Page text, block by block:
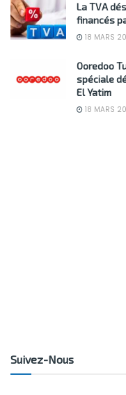
La TVA
financés
18 MARS
Ooredoo
spéciale
El Yatim
18 MARS
Suivez-Nous